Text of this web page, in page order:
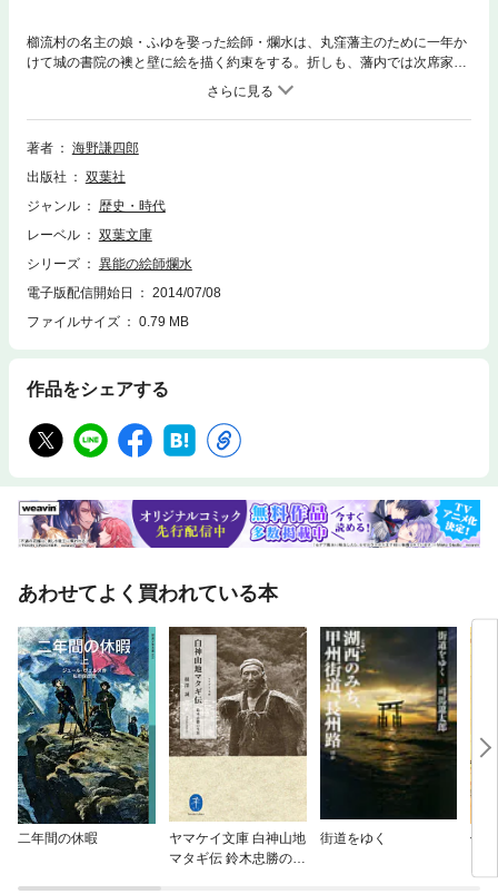
櫛流村の名主の娘・ふゆを娶った絵師・爛水は、丸窪藩主のために一年か
けて城の書院の襖と壁に絵を描く約束をする。折しも、藩内では次席家
老・遠見資正が筆頭家老の座を狙っていたが、爛水はその企みの懐で何か
を画策しはじめる。書き下ろし時代小説。
著者
海野謙四郎
出版社
双葉社
ジャンル
歴史・時代
レーベル
双葉文庫
シリーズ
異能の絵師爛水
電子版配信開始日
2014/07/08
ファイルサイズ
0.79 MB
作品をシェアする
あわせてよく買われている本
二年間の休暇
ヤマケイ文庫 白神山地
マタギ伝 鈴木忠勝の生
街道をゆく 伊